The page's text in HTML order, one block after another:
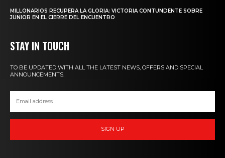
MILLONARIOS RECUPERA LA GLORIA: VICTORIA CONTUNDENTE SOBRE
JUNIOR EN EL CIERRE DEL ENCUENTRO
STAY IN TOUCH
TO BE UPDATED WITH ALL THE LATEST NEWS, OFFERS AND SPECIAL
ANNOUNCEMENTS.
SIGN UP